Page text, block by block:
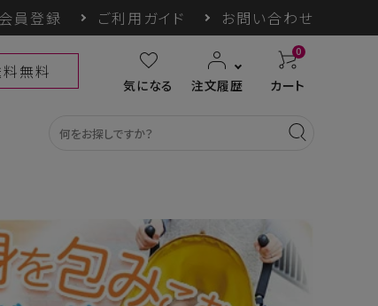
会員登録 ご利用ガイド お問い合わせ
無料
気になる 注文履歴
0
カート
カテゴリ一覧